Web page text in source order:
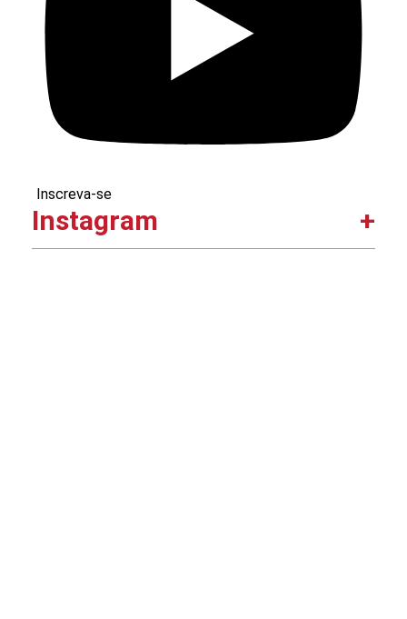
Inscreva-se
Instagram